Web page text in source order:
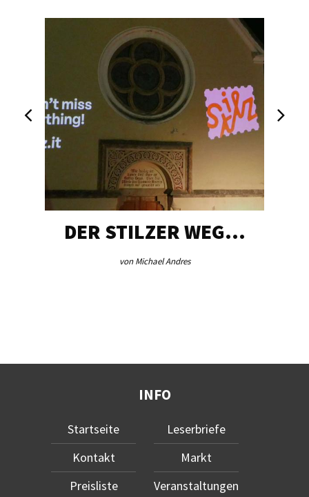
DER STILZER WEG…
von Michael Andres
INFO
Startseite
Kontakt
Preisliste
Leserbriefe
Markt
Veranstaltungen